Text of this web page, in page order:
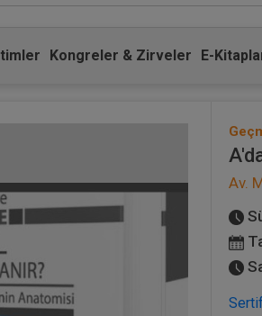
Kongreler & Zirveler E-
Av.